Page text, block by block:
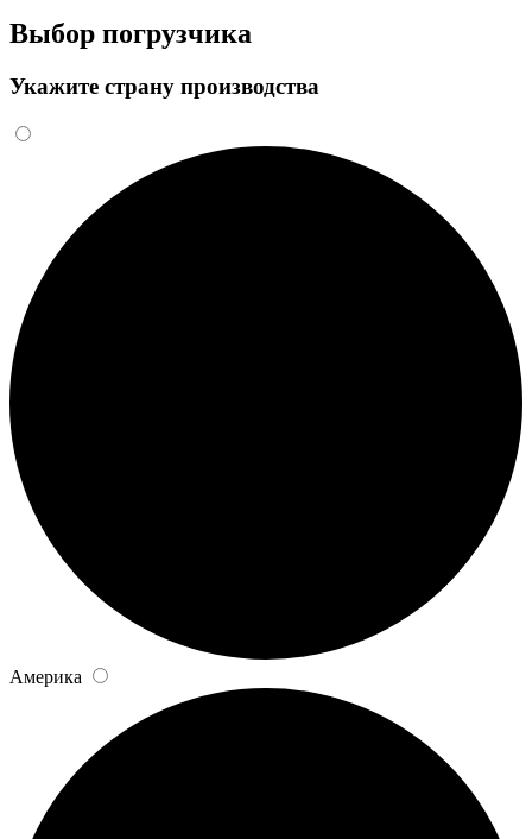
Выбор погрузчика
Укажите страну производства
Америка